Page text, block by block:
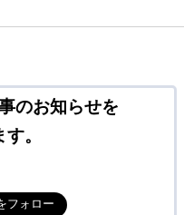
のお知らせを
。
フォロー